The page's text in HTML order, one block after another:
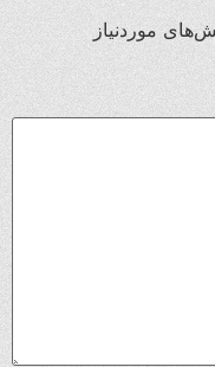
موردنیاز